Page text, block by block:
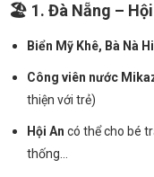
🏖️ 1. Đà Nẵng –
Biển Mỹ Khê, Bà Nà
Công viên nước
thiện với trẻ)
Hội An có thể cho bé
thống…